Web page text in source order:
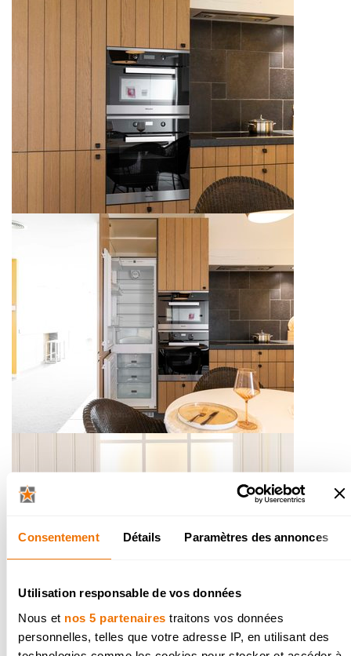
Consentement Détails Paramètres des annonces
Utilisation responsable de vos données
Nous et nos 5 partenaires traitons vos données
personnelles, telles que votre adresse IP, en utilisant des